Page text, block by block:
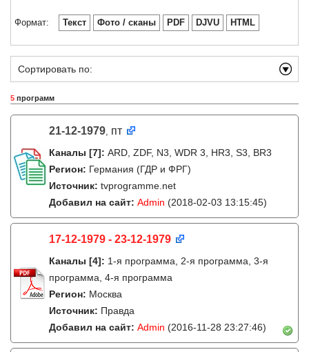
Формат: Текст Фото / сканы PDF DJVU HTML
Сортировать по:
5 программ
21-12-1979, пт
Каналы [7]: ARD, ZDF, N3, WDR 3, HR3, S3, BR3
Регион: Германия (ГДР и ФРГ)
Источник: tvprogramme.net
Добавил на сайт: Admin (2018-02-03 13:15:45)
17-12-1979 - 23-12-1979
Каналы [4]: 1-я программа, 2-я программа, 3-я
программа, 4-я программа
Регион: Москва
Источник: Правда
Добавил на сайт: Admin (2016-11-28 23:27:46)